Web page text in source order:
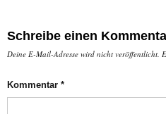
Schreibe einen
Deine E-Mail-Adresse wird nicht veröffentlicht.
Kommentar *